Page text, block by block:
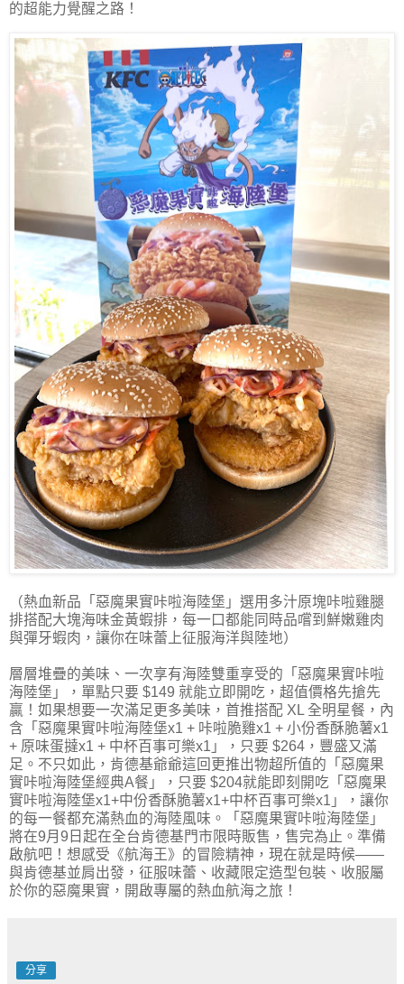
的超能力覺醒之路！
（熱血新品「惡魔果實咔啦海陸堡」選用多汁原塊咔啦雞腿
排搭配大塊海味金黃蝦排，每一口都能同時品嚐到鮮嫩雞肉
與彈牙蝦肉，讓你在味蕾上征服海洋與陸地）
層層堆疊的美味、一次享有海陸雙重享受的「惡魔果實咔啦
海陸堡」，單點只要 $149 就能立即開吃，超值價格先搶先
贏！如果想要一次滿足更多美味，首推搭配 XL 全明星餐，內
含「惡魔果實咔啦海陸堡x1 + 咔啦脆雞x1 + 小份香酥脆薯x1
+ 原味蛋撻x1 + 中杯百事可樂x1」，只要 $264，豐盛又滿
足。不只如此，肯德基爺爺這回更推出物超所值的「惡魔果
實咔啦海陸堡經典A餐」，只要 $204就能即刻開吃「惡魔果
實咔啦海陸堡x1+中份香酥脆薯x1+中杯百事可樂x1」，讓你
的每一餐都充滿熱血的海陸風味。「惡魔果實咔啦海陸堡」
將在9月9日起在全台肯德基門市限時販售，售完為止。準備
啟航吧！想感受《航海王》的冒險精神，現在就是時候——
與肯德基並肩出發，征服味蕾、收藏限定造型包裝、收服屬
於你的惡魔果實，開啟專屬的熱血航海之旅！
分享